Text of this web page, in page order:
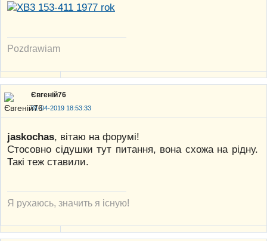
Pozdrawiam
Євгеній76
01-04-2019 18:53:33
jaskochas, вітаю на форумі!
Стосовно сідушки тут питання, вона схожа на рідну.
Такі теж ставили.
Я рухаюсь, значить я існую!